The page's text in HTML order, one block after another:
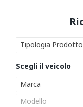
Tipologia Prodotto
Marca
Modello